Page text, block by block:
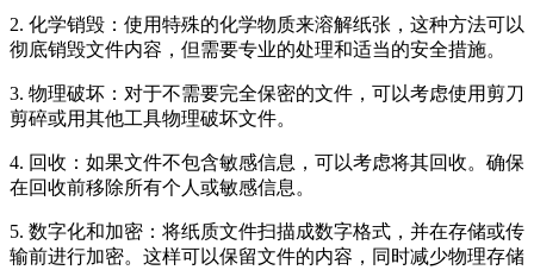
2. 化学销毁：使用特殊的化学物质来溶解纸张，这种方法可以
彻底销毁文件内容，但需要专业的处理和适当的安全措施。
3. 物理破坏：对于不需要完全保密的文件，可以考虑使用剪刀
剪碎或用其他工具物理破坏文件。
4. 回收：如果文件不包含敏感信息，可以考虑将其回收。确保
在回收前移除所有个人或敏感信息。
5. 数字化和加密：将纸质文件扫描成数字格式，并在存储或传
输前进行加密。这样可以保留文件的内容，同时减少物理存储